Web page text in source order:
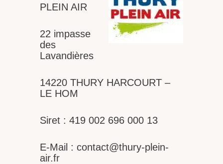
PLEIN AIR
22 impasse
des
Lavandières
14220 THURY HARCOURT –
LE HOM
Siret : 419 002 696 000 13
E-Mail : contact@thury-plein-
air.fr